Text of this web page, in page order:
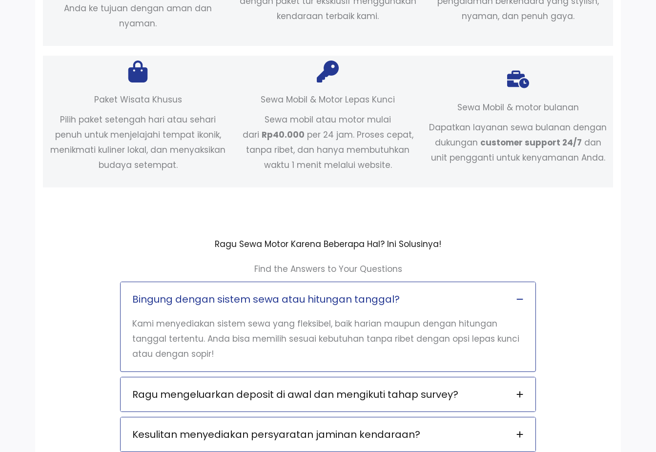
Anda ke tujuan dengan aman dan
nyaman.
kendaraan terbaik kami.
nyaman, dan penuh gaya.
Paket Wisata Khusus
Pilih paket setengah hari atau sehari
penuh untuk menjelajahi tempat ikonik,
menikmati kuliner lokal, dan menyaksikan
budaya setempat.
Sewa Mobil & Motor Lepas Kunci
Sewa mobil atau motor mulai
dari Rp40.000 per 24 jam. Proses cepat,
tanpa ribet, dan hanya membutuhkan
waktu 1 menit melalui website.
Sewa Mobil & motor bulanan
Dapatkan layanan sewa bulanan dengan
dukungan customer support 24/7 dan
unit pengganti untuk kenyamanan Anda.
Ragu Sewa Motor Karena Beberapa Hal? Ini Solusinya!
Find the Answers to Your Questions
Bingung dengan sistem sewa atau hitungan tanggal?
Kami menyediakan sistem sewa yang fleksibel, baik harian maupun dengan hitungan
tanggal tertentu. Anda bisa memilih sesuai kebutuhan tanpa ribet dengan opsi lepas kunci
atau dengan sopir!
Ragu mengeluarkan deposit di awal dan mengikuti tahap survey?
Kesulitan menyediakan persyaratan jaminan kendaraan?